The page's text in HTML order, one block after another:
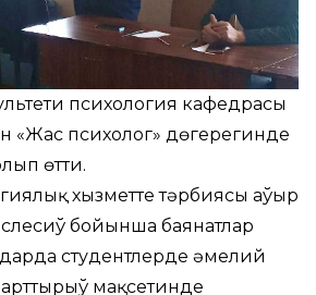
психология кафедрасы
«Жас психолог» дөгерегинде
өтти.
хызметте тәрбиясы аўыр
бойынша баянатлар
студентлерде әмелий
мақсетинде